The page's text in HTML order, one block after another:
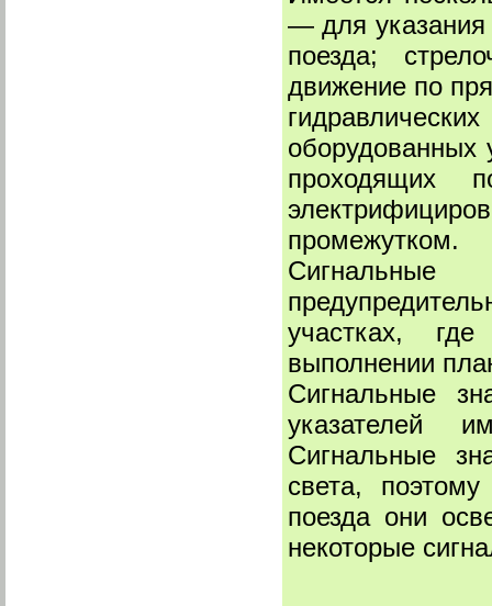
— для указания
поезда;
движение по
оборудованных
проходящих
промежутком.
участках,
выполнении
Сигнальные
указателей
Сигнальные
света,
поезда они
некоторые